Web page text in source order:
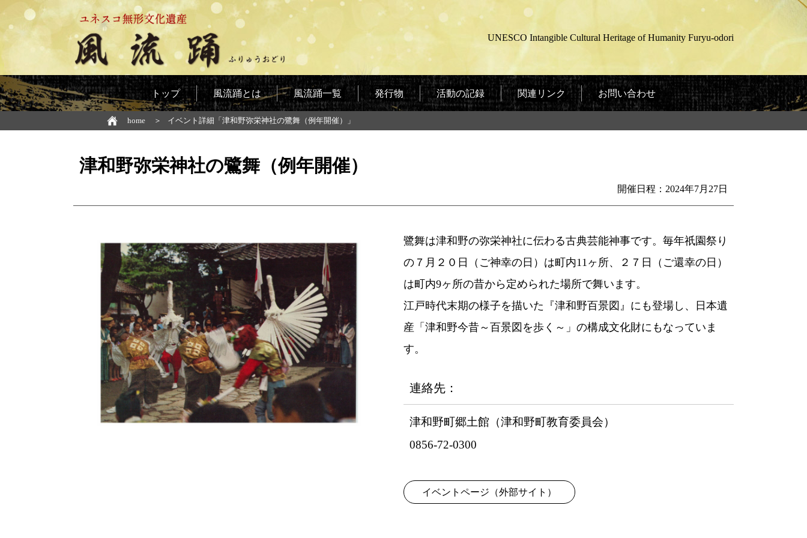
UNESCO Intangible Cultural Heritage of Humanity Furyu-odori
トップ 風流踊とは 風流踊一覧 発行物 活動の記録 関連リンク お問い合わせ
home イベント詳細「津和野弥栄神社の鷺舞（例年開催）」
津和野弥栄神社の鷺舞（例年開催）
開催日程：2024年7月27日
鷺舞は津和野の弥栄神社に伝わる古典芸能神事です。毎年祇園祭り
の７月２０日（ご神幸の日）は町内11ヶ所、２７日（ご還幸の日）
は町内9ヶ所の昔から定められた場所で舞います。
江戸時代末期の様子を描いた『津和野百景図』にも登場し、日本遺
産「津和野今昔～百景図を歩く～」の構成文化財にもなっていま
す。
連絡先：
津和野町郷土館（津和野町教育委員会）
0856-72-0300
イベントページ（外部サイト）